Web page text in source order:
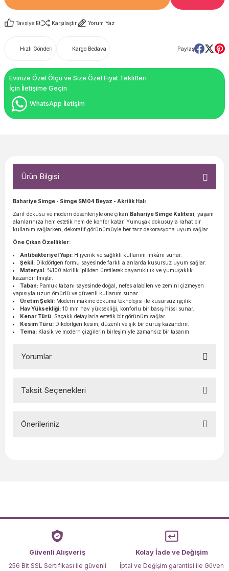
Tavsiye Et Karşılaştır Yorum Yaz
Hızlı Gönderi Kargo Bedava Paylaş
Evinize Özel Ölçü ve Size Özel Fiyat Teklifleri
İçin İletişime Geçin
WhatsApp İletişim
Ürün Bilgisi
Bahariye Simge - Simge SM04 Beyaz - Akrilik Halı
Zarif dokusu ve modern desenleriyle öne çıkan Bahariye Simge Kalitesi , yaşam
alanlarınıza hem estetik hem de konfor katar. Yumuşak dokusuyla rahat bir
kullanım sağlarken, dekoratif görünümüyle her tarz dekorasyona uyum sağlar.
Öne Çıkan Özellikler:
Antibakteriyel Yapı: Hijyenik ve sağlıklı kullanım imkânı sunar.
Şekil: Dikdörtgen formu sayesinde farklı alanlarda kusursuz uyum sağlar.
Materyal: %100 akrilik iplikten üretilerek dayanıklılık ve yumuşaklık
kazandırılmıştır.
Taban: Pamuk tabanı sayesinde doğal, nefes alabilen ve zemini çizmeyen
yapısıyla uzun ömürlü ve güvenli kullanım sunar.
Üretim Şekli: Modern makine dokuma teknolojisi ile kusursuz işçilik.
Hav Yüksekliği: 10 mm hav yüksekliği, konforlu bir basış hissi sunar.
Kenar Türü: Saçaklı detaylarla estetik bir görünüm sağlar.
Kesim Türü: Dikdörtgen kesim, düzenli ve şık bir duruş kazandırır.
Tema: Klasik ve modern çizgilerin birleşimiyle zamansız bir tasarım.
Yorumlar
Taksit Seçenekleri
Önerileriniz
Ürün açıklamasında eksik bilgiler bulunuyor.
Ürün bilgilerinde hatalar bulunuyor.
Ürün fiyatı diğer sitelerden daha pahalı.
Bu ürüne benzer farklı alternatifler olmalı.
Güvenli Alışveriş
256 Bit SSL Sertifikası ile güvenli
Kolay İade ve Değişim
İptal ve Değişim garantisi ile Güven